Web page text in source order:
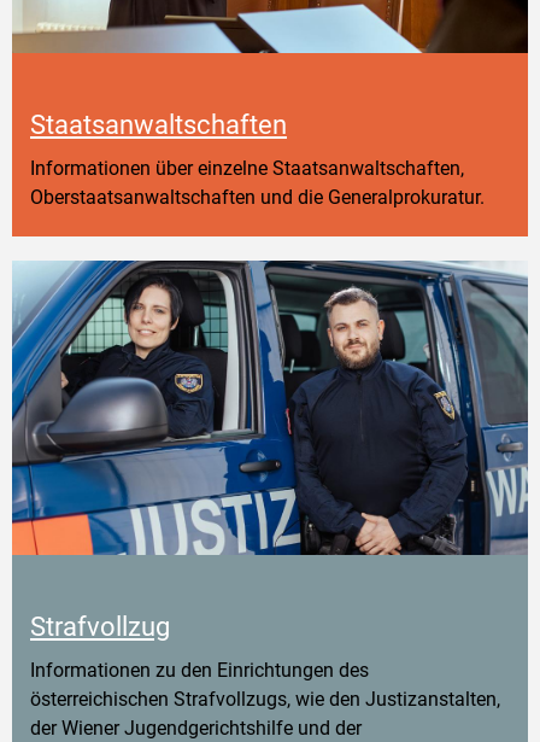
Staatsanwaltschaften
Informationen über einzelne Staatsanwaltschaften,
Oberstaatsanwaltschaften und die Generalprokuratur.
Strafvollzug
Informationen zu den Einrichtungen des
österreichischen Strafvollzugs, wie den Justizanstalten,
der Wiener Jugendgerichtshilfe und der